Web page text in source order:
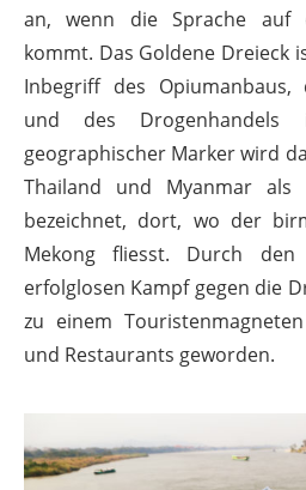
an, wenn die Sprache auf
kommt. Das Goldene Dreieck
Inbegriff des
und des Drogenhandels
geographischer Marker wird
Thailand und Myanmar als
bezeichnet, dort, wo der
Mekong fliesst. Durch
erfolglosen Kampf gegen die
zu einem
und Restaurants geworden.